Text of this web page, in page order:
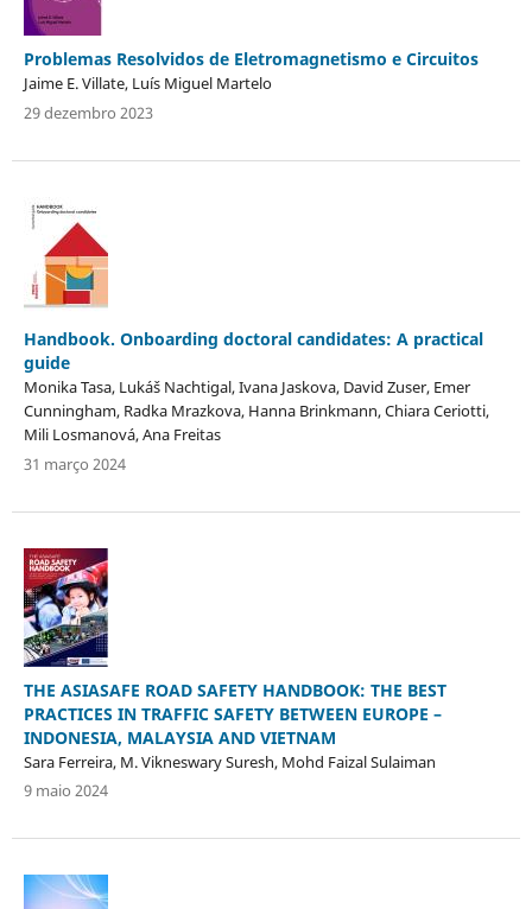
Problemas Resolvidos de Eletromagnetismo e Circuitos
Jaime E. Villate, Luís Miguel Martelo
29 dezembro 2023
Handbook. Onboarding doctoral candidates: A practical
guide
Monika Tasa, Lukáš Nachtigal, Ivana Jaskova, David Zuser, Emer
Cunningham, Radka Mrazkova, Hanna Brinkmann, Chiara Ceriotti,
Mili Losmanová, Ana Freitas
31 março 2024
THE ASIASAFE ROAD SAFETY HANDBOOK: THE BEST
PRACTICES IN TRAFFIC SAFETY BETWEEN EUROPE –
INDONESIA, MALAYSIA AND VIETNAM
Sara Ferreira, M. Vikneswary Suresh, Mohd Faizal Sulaiman
9 maio 2024